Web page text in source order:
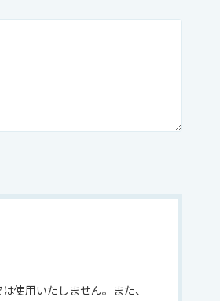
使用いたしません。また、